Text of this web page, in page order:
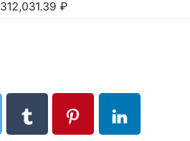
312,031.39 ₽